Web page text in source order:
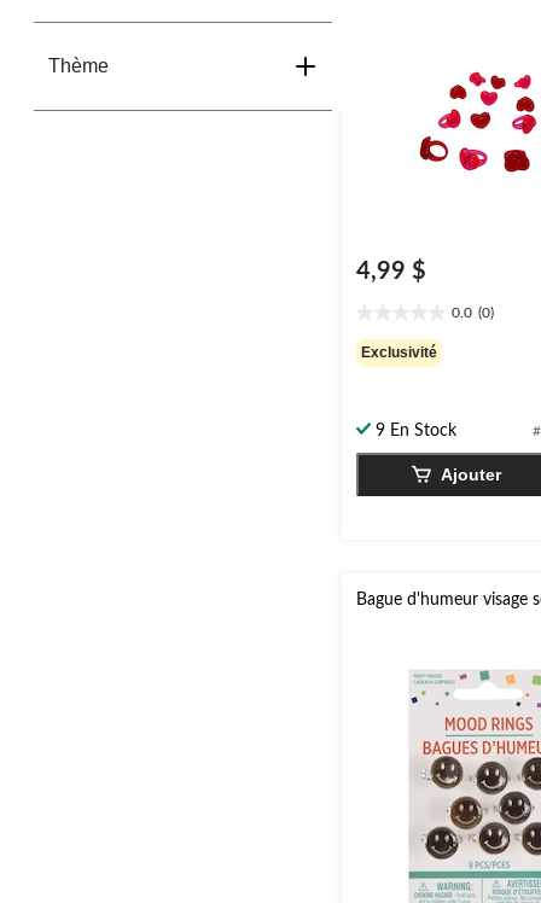
Thème
4,99 $
0.0 (0)
étoile(s)
sur
Exclusivité
9 En Stock
Ajouter
Bague d'humeur visage